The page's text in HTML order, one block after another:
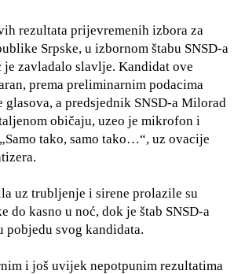
rezultata prijevremenih izbora za
Srpske, u izbornom štabu SNSD-a
zavladalo slavlje. Kandidat ove
prema preliminarnim podacima
a predsjednik SNSD-a Milorad
običaju, uzeo je mikrofon i
tako, samo tako…“, uz ovacije
uz trubljenje i sirene prolazile su
do kasno u noć, dok je štab SNSD-a
pobjedu svog kandidata.
i još uvijek nepotpunim rezultatima